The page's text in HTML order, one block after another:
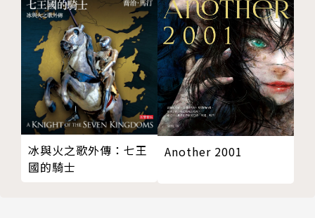
知識和詩意幻想，使得每一次遇合都成為冒險。」
——《標準晚報》（Evening Standard）克里斯多福
˙哈德森（Christopher Hudson）
「堪稱是仍存活於世的旅行作家中最偉大的一位……複
雜又微妙的召喚起一個已經不再的地方，神奇極了。」
——作家╱珍˙莫里斯（Jan Morris）
▍作者簡介
冰與火之歌外傳：七王
國的騎士
Another 2001